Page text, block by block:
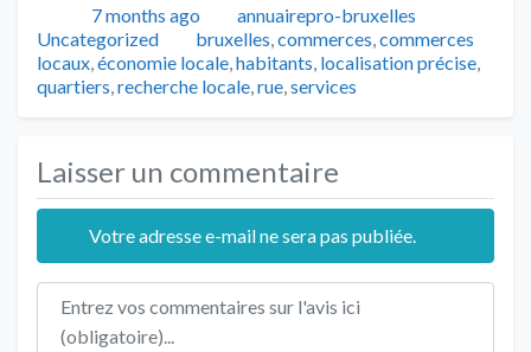
Publié7 months ago Auteur
annuairepro-bruxelles
Uncategorized
Tags
bruxelles,commerces,commerces
locaux,économie locale,habitants, localisation précise,
quartiers,recherche locale,rue,services
Laisser un commentaire
Votre adresse e-mail ne sera pas publiée.
Texte de l'avis